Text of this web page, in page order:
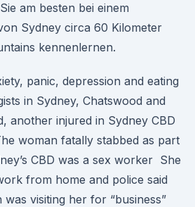
am besten bei einem
Sydney circa 60 Kilometer
kennenlernen.
panic, depression and eating
in Sydney, Chatswood and
another injured in Sydney CBD
woman fatally stabbed as part
CBD was a sex worker She
from home and police said
visiting her for “business”